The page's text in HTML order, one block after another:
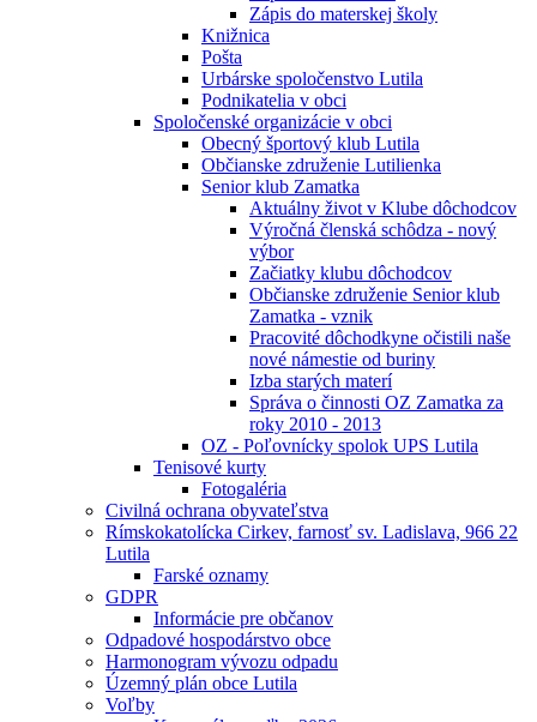
Zápis do materskej školy
Knižnica
Pošta
Urbárske spoločenstvo Lutila
Podnikatelia v obci
Spoločenské organizácie v obci
Obecný športový klub Lutila
Občianske združenie Lutilienka
Senior klub Zamatka
Aktuálny život v Klube dôchodcov
Výročná členská schôdza - nový
výbor
Začiatky klubu dôchodcov
Občianske združenie Senior klub
Zamatka - vznik
Pracovité dôchodkyne očistili naše
nové námestie od buriny
Izba starých materí
Správa o činnosti OZ Zamatka za
roky 2010 - 2013
OZ - Poľovnícky spolok UPS Lutila
Tenisové kurty
Fotogaléria
Civilná ochrana obyvateľstva
Rímskokatolícka Cirkev, farnosť sv. Ladislava, 966 22
Lutila
Farské oznamy
GDPR
Informácie pre občanov
Odpadové hospodárstvo obce
Harmonogram vývozu odpadu
Územný plán obce Lutila
Voľby